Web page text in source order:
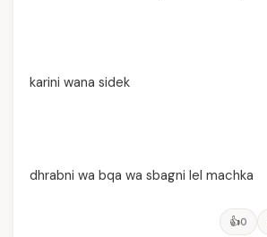
karini wana sidek
dhrabni wa bqa wa sbagni lel machka
👍0